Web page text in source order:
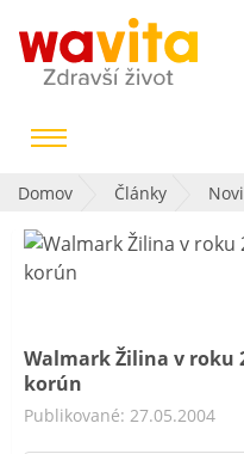
Domov Články
Walmark Žilina v roku
korún
Publikované: 27.05.2004